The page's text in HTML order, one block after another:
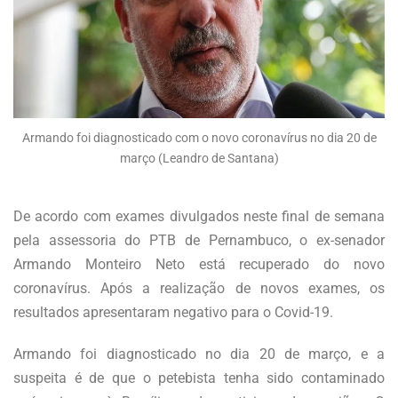
Armando foi diagnosticado com o novo coronavírus no dia 20 de
março (Leandro de Santana)
De acordo com exames divulgados neste final de semana
pela assessoria do PTB de Pernambuco, o ex-senador
Armando Monteiro Neto está recuperado do novo
coronavírus. Após a realização de novos exames, os
resultados apresentaram negativo para o Covid-19.
Armando foi diagnosticado no dia 20 de março, e a
suspeita é de que o petebista tenha sido contaminado